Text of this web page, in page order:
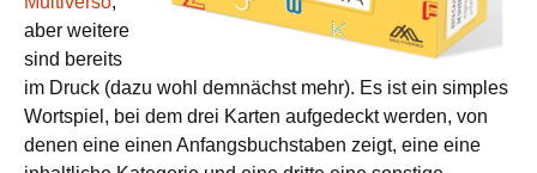
aber weitere
sind bereits
im Druck (dazu wohl demnächst mehr). Es ist ein simples
Wortspiel, bei dem drei Karten aufgedeckt werden, von
denen eine einen Anfangsbuchstaben zeigt, eine eine